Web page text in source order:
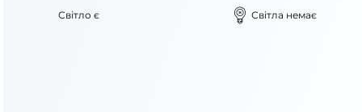
Світло є Світла немає